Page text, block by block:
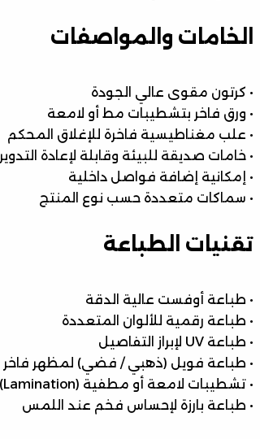
الخامات والمواصفات
• كرتون مقوى عالي الجودة
• ورق فاخر بتشطيبات مط أو لامعة
• علب مغناطيسية فاخرة للإغلاق المحكم
• خامات صديقة للبيئة وقابلة لإعادة التدوير
• إمكانية إضافة فواصل داخلية
• سماكات متعددة حسب نوع المنتج
تقنيات الطباعة
• طباعة أوفست عالية الدقة
• طباعة رقمية للألوان المتعددة
• طباعة UV لإبراز التفاصيل
• طباعة فويل (ذهبي / فضي) لمظهر فاخر
• تشطيبات لامعة أو مطفية (Lamination)
• طباعة بارزة لإحساس فخم عند اللمس